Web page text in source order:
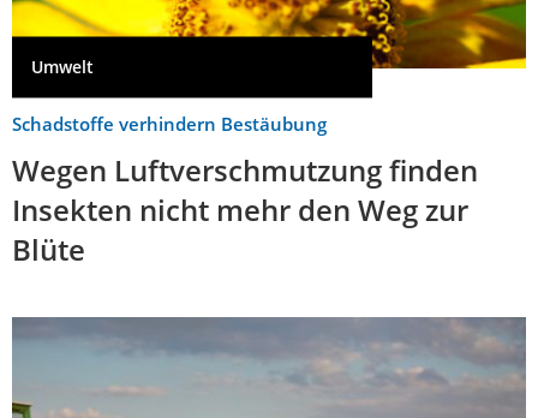
Umwelt
Schadstoffe verhindern Bestäubung
Wegen Luftverschmutzung finden
Insekten nicht mehr den Weg zur
Blüte